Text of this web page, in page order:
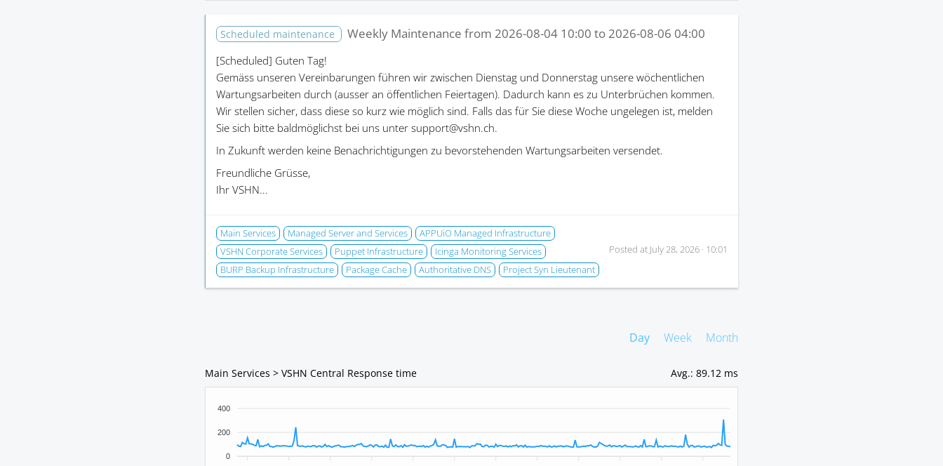
Scheduled maintenance Weekly Maintenance from 2026-08-04 10:00 to 2026-08-06 04:00
[Scheduled] Guten Tag!
Gemäss unseren Vereinbarungen führen wir zwischen Dienstag und Donnerstag unsere wöchentlichen
Wartungsarbeiten durch (ausser an öffentlichen Feiertagen). Dadurch kann es zu Unterbrüchen kommen.
Wir stellen sicher, dass diese so kurz wie möglich sind. Falls das für Sie diese Woche ungelegen ist, melden
Sie sich bitte baldmöglichst bei uns unter support@vshn.ch.
In Zukunft werden keine Benachrichtigungen zu bevorstehenden Wartungsarbeiten versendet.
Freundliche Grüsse,
Ihr VSHN...
Main Services Managed Server and Services
APPUiO Managed Infrastructure
VSHN Corporate Services
Puppet Infrastructure
Icinga Monitoring Services
BURP Backup Infrastructure
Package Cache Authoritative DNS Project Syn Lieutenant
Posted at July 28, 2026 · 10:01
Day Week Month
Main Services > VSHN Central Response time Avg.: 89.12 ms
400
200
0